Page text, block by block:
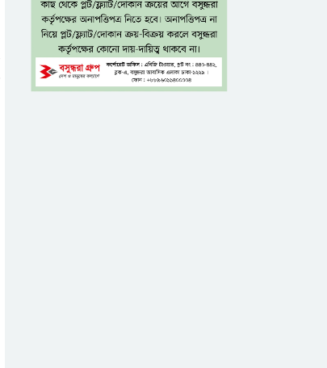
যাবে ৩ উপায়ে
একই খাটে মা-
ছেলের লাশ, শিশুর